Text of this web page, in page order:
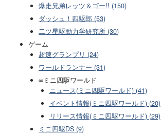
爆走兄弟レッツ＆ゴー!! (150)
ダッシュ！四駆郎 (53)
二ツ星駆動力学研究所 (30)
ゲーム
超速グランプリ (24)
ワールドランナー (31)
∞ミニ四駆ワールド
ニュース(ミニ四駆ワールド) (41)
イベント情報(ミニ四駆ワールド) (20)
リリース情報(ミニ四駆ワールド) (29)
ミニ四駆DS (9)